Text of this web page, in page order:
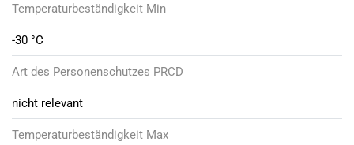
Temperaturbeständigkeit Min
-30 °C
Art des Personenschutzes PRCD
nicht relevant
Temperaturbeständigkeit Max